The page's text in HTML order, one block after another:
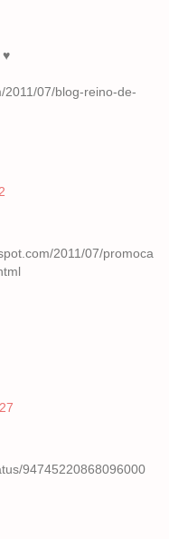
♥
07/blog-reino-de-
2011/07/promoca
94745220868096000